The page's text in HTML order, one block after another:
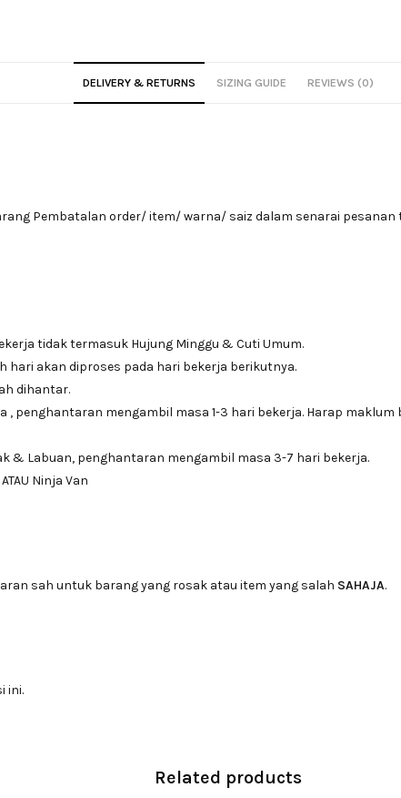
DELIVERY & RETURNS SIZING GUIDE REVIEWS (0)
Pembatalan order/ item/ warna/ saiz dalam senarai pesanan
tidak termasuk Hujung Minggu & Cuti Umum.
hari akan diproses pada hari bekerja berikutnya.
dihantar.
, penghantaran mengambil masa 1-3 hari bekerja. Harap
& Labuan, penghantaran mengambil masa 3-7 hari bekerja.
Ninja Van
sah untuk barang yang rosak atau item yang salah SAHAJA.
ini.
Related products